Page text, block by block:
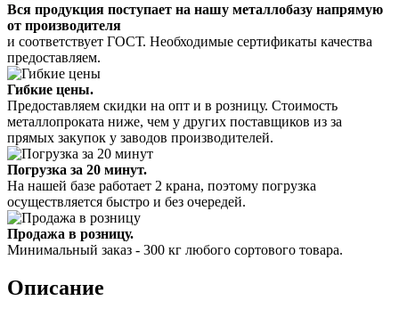
Вся продукция поступает на нашу металлобазу напрямую
от производителя
и соответствует ГОСТ. Необходимые сертификаты качества
предоставляем.
Гибкие цены.
Предоставляем скидки на опт и в розницу. Стоимость
металлопроката ниже, чем у других поставщиков из за
прямых закупок у заводов производителей.
Погрузка за 20 минут.
На нашей базе работает 2 крана, поэтому погрузка
осуществляется быстро и без очередей.
Продажа в розницу.
Минимальный заказ - 300 кг любого сортового товара.
Описание